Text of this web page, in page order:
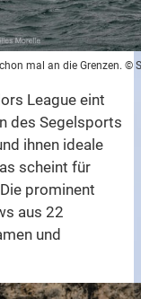
mal an die Grenzen. ©
League eint
des Segelsports
ihnen ideale
scheint für
prominent
aus 22
und